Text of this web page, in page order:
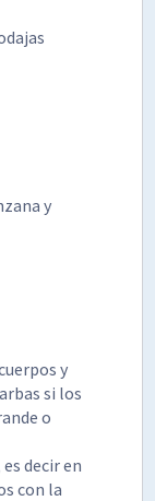
y
y
si los
o
decir en
con la